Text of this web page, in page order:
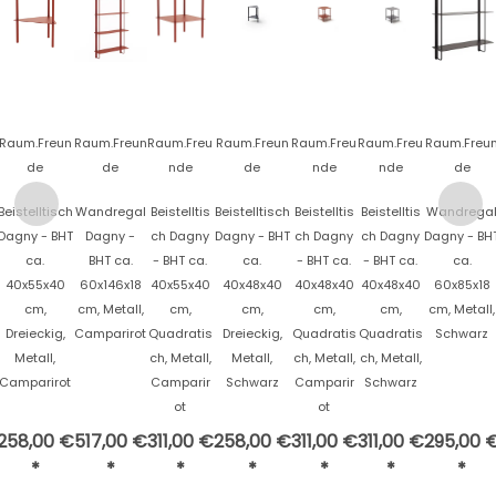
de
- BHT
ca.
40x55x40
cm,
Dreieckig,
Metall,
Camparirot
€
*
Raum.Freun
de
Wandregal
Dagny -
BHT ca.
60x146x18
cm, Metall,
Camparirot
517,00 €
*
Raum.Freu
nde
Beistelltis
ch Dagny
- BHT ca.
40x55x40
cm,
Quadratis
ch, Metall,
Camparir
ot
311,00 €
*
Raum.Freun
de
Beistelltisch
Dagny - BHT
ca.
40x48x40
cm,
Dreieckig,
Metall,
Schwarz
258,00 €
*
Raum.Freu
nde
Beistelltis
ch Dagny
- BHT ca.
40x48x40
cm,
Quadratis
ch, Metall,
Camparir
ot
311,00 €
*
Raum.Freu
nde
Beistelltis
ch Dagny
- BHT ca.
40x48x40
cm,
Quadratis
ch, Metall,
Schwarz
311,00 €
*
de
Wandregal
Dagny -
ca.
60x85x18
cm, Metall,
Schwarz
295,00
*